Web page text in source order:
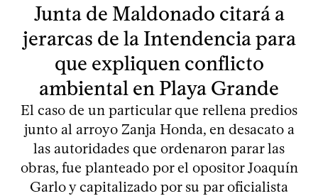
Junta de Maldonado citará a
jerarcas de la Intendencia para
que expliquen conflicto
ambiental en Playa Grande
El caso de un particular que rellena predios
junto al arroyo Zanja Honda, en desacato a
las autoridades que ordenaron parar las
obras, fue planteado por el opositor Joaquín
Garlo y capitalizado por su par oficialista